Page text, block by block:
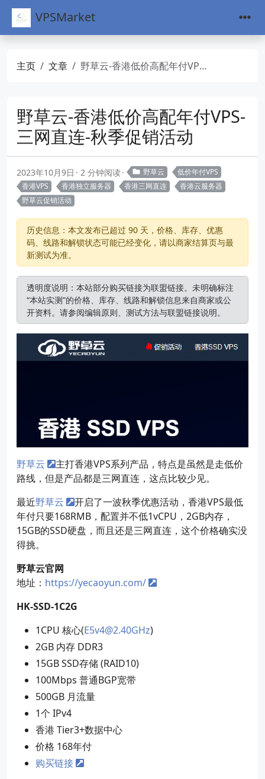
VPSMarket
主页 文章 野草云-香港低价高配年付VPS-三网直连-秋季促销活动
野草云-香港低价高配年付VPS-
三网直连-秋季促销活动
2023年10月9日 2 分钟阅读 野草云
低价年付VPS
香港VPS
香港独立服务器 香港三网直连
香港云服务器
野草云促销活动
历史信息：本文发布已超过 90 天，价格、库存、优惠
码、线路和解锁状态可能已经变化，请以商家结算页与最
新测试为准。
透明度说明：本站部分购买链接为联盟链接。未明确标注
“本站实测”的价格、库存、线路和解锁信息来自商家或公
开资料。请参阅编辑原则、 测试方法与联盟链接说明。
野草云
主打香港VPS系列产品，特点是虽然是走低价
路线，但是产品都是三网直连，这点比较少见。
最近野草云
开启了一波秋季优惠活动，香港VPS最低
年付只要168RMB，配置并不低1vCPU，2GB内存，
15GB的SSD硬盘，而且还是三网直连，这个价格确实没
得挑。
野草云官网
地址： https://yecaoyun.com/
HK-SSD-1C2G
1CPU 核心(E5v4@2.40GHz)
2GB 内存 DDR3
15GB SSD存储 (RAID10)
100Mbps 普通BGP宽带
500GB 月流量
1个 IPv4
香港 Tier3+数据中心
价格 168年付
购买链接